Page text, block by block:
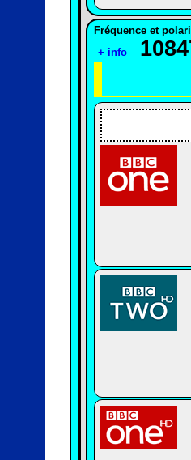
Fréquence et
+ info